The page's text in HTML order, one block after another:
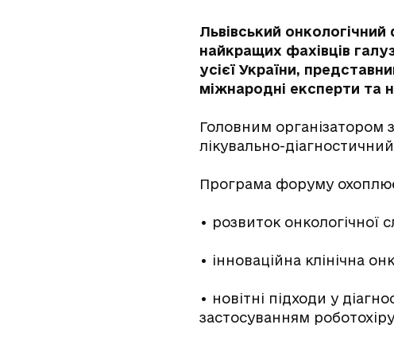
Львівський
найкращих фахівців
усієї України,
міжнародні експерти та
Головним організатором
лікувально-
Програма форуму
• розвиток онкологічної
• інноваційна клінічна
• новітні підходи у
застосуванням